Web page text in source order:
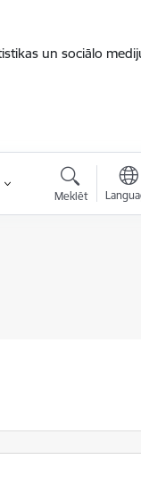
un sociālo
Meklēt